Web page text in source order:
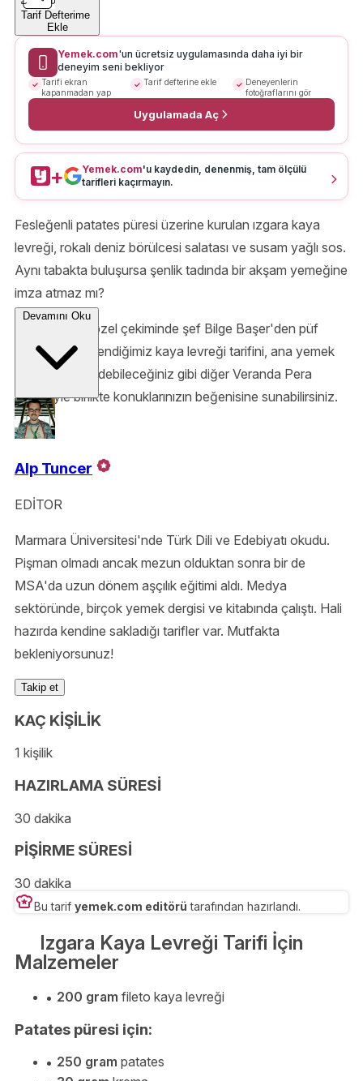
Tarif Defterime
Ekle
Yemek.com'un ücretsiz uygulamasında daha iyi bir
deneyim seni bekliyor
Tarifi ekran
kapanmadan yap
Tarif defterine ekle
Deneyenlerin
fotoğraflarını gör
Uygulamada Aç
+ Yemek.com'u kaydedin, denenmiş, tam ölçülü
tarifleri kaçırmayın.
Fesleğenli patates püresi üzerine kurulan ızgara kaya
levreği, rokalı deniz börülcesi salatası ve susam yağlı sos.
Aynı tabakta buluşursa şenlik tadında bir akşam yemeğine
imza atmaz mı?
özel çekiminde şef Bilge Başer'den püf
noktalarını öğrendiğimiz kaya levreği tarifini, ana yemek
olarak servis edebileceğiniz gibi diğer Veranda Pera
tarifleriyle birlikte konuklarınızın beğenisine sunabilirsiniz.
Devamını Oku
Alp Tuncer
EDİTOR
Marmara Üniversitesi'nde Türk Dili ve Edebiyatı okudu.
Pişman olmadı ancak mezun olduktan sonra bir de
MSA'da uzun dönem aşçılık eğitimi aldı. Medya
sektöründe, birçok yemek dergisi ve kitabında çalıştı. Hali
hazırda kendine sakladığı tarifler var. Mutfakta
bekleniyorsunuz!
Takip et
KAÇ KİŞİLİK
1 kişilik
HAZIRLAMA SÜRESİ
30 dakika
PİŞİRME SÜRESİ
30 dakika
Bu tarif yemek.com editörü tarafından hazırlandı.
Izgara Kaya Levreği Tarifi İçin
Malzemeler
200 gram fileto kaya levreği
Patates püresi için:
250 gram patates